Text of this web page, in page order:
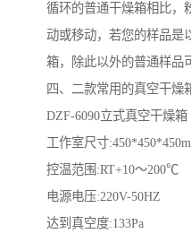
循环的普通干燥箱相比，
动或移动，若您的样品是
箱，除此以外的普通样品
四、二款常用的真空干燥
DZF-6090立式真空干燥箱
工作室尺寸
控温范围:RT+10～200℃
电源电压:220V-50HZ
达到真空度:133Pa